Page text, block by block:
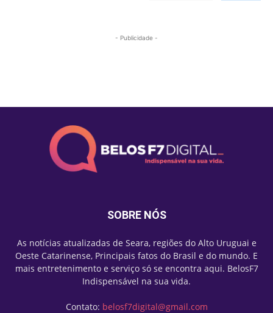
- Publicidade -
SOBRE NÓS
As notícias atualizadas de Seara, regiões do Alto Uruguai e
Oeste Catarinense, Principais fatos do Brasil e do mundo. E
mais entretenimento e serviço só se encontra aqui. BelosF7
Indispensável na sua vida.
Contato: belosf7digital@gmail.com